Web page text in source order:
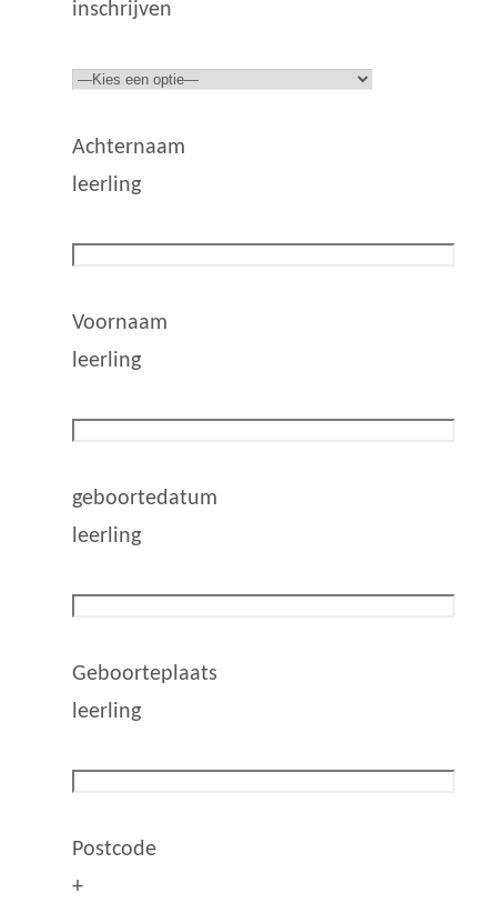
inschrijven
Achternaam
leerling
Voornaam
leerling
geboortedatum
leerling
Geboorteplaats
leerling
Postcode
+